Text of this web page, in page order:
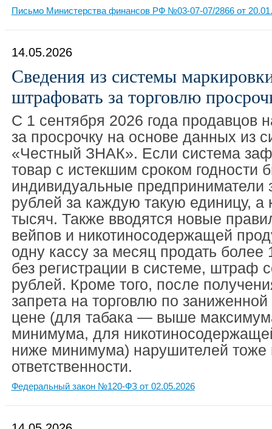
Письмо Министерства финансов РФ №03-07-07/2866 от
14.05.2026
Сведения из системы
штрафовать за торговлю
С 1 сентября 2026 года продавцов
за просрочку на основе данных из
«Честный ЗНАК». Если система
товар с истекшим сроком годности
индивидуальные предприниматели
рублей за каждую такую единицу,
тысяч. Также вводятся новые
вейпов и никотиносодержащей
одну кассу за месяц продать более
без регистрации в системе, штраф
рублей. Кроме того, после
запрета на торговлю по
цене (для табака — выше
минимума, для
ниже минимума) нарушителей тоже
ответственности.
Федеральный закон №120-ФЗ от 02.05.2026